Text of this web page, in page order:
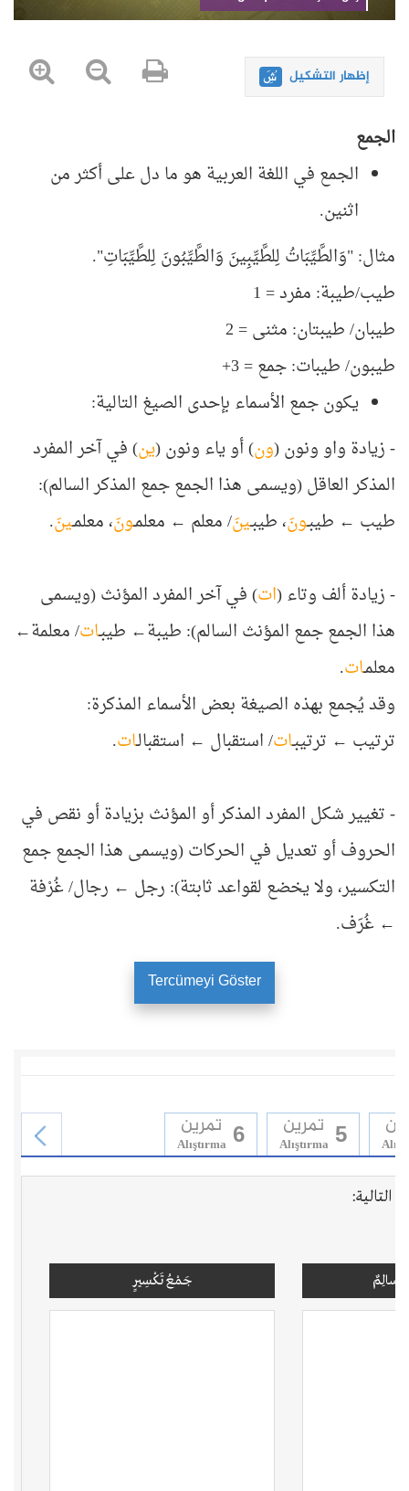
إظهار التشكيل
الجمع
الجمع في اللغة العربية هو ما دل على أكثر من
اثنين.
مثال: "وَالطَّيِّبَاتُ لِلطَّيِّبِينَ وَالطَّيِّبُونَ لِلطَّيِّبَاتِ".
طيب/طيبة: مفرد = 1
طيبان/ طيبتان: مثنى = 2
طيبون/ طيبات: جمع = 3+
يكون جمع الأسماء بإحدى الصيغ التالية:
- زيادة واو ونون (ون) أو ياء ونون (ين) في آخر المفرد
المذكر العاقل (ويسمى هذا الجمع جمع المذكر السالم):
طيب ← طيبـونَ، طيبـينَ/ معلم ← معلمـونَ، معلمـينَ.
- زيادة ألف وتاء (ات) في آخر المفرد المؤنث (ويسمى
هذا الجمع جمع المؤنث السالم): طيبة← طيبـات/ معلمة←
معلمـات.
وقد يُجمع بهذه الصيغة بعض الأسماء المذكرة:
ترتيب ← ترتيبـات/استقبال ← استقبالـات.
- تغيير شكل المفرد المذكر أو المؤنث بزيادة أو نقص في
الحروف أو تعديل في الحركات (ويسمى هذا الجمع جمع
التكسير، ولا يخضع لقواعد ثابتة): رجل ← رجال/ غُرْفة
← غُرَف.
Tercümeyi Göster